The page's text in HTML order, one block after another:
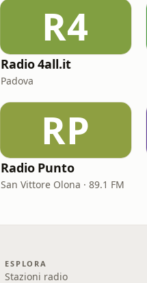
R4
Radio 4all.it
Padova
RP
Radio Punto
San Vittore Olona · 89.1 FM
ESPLORA
Stazioni radio